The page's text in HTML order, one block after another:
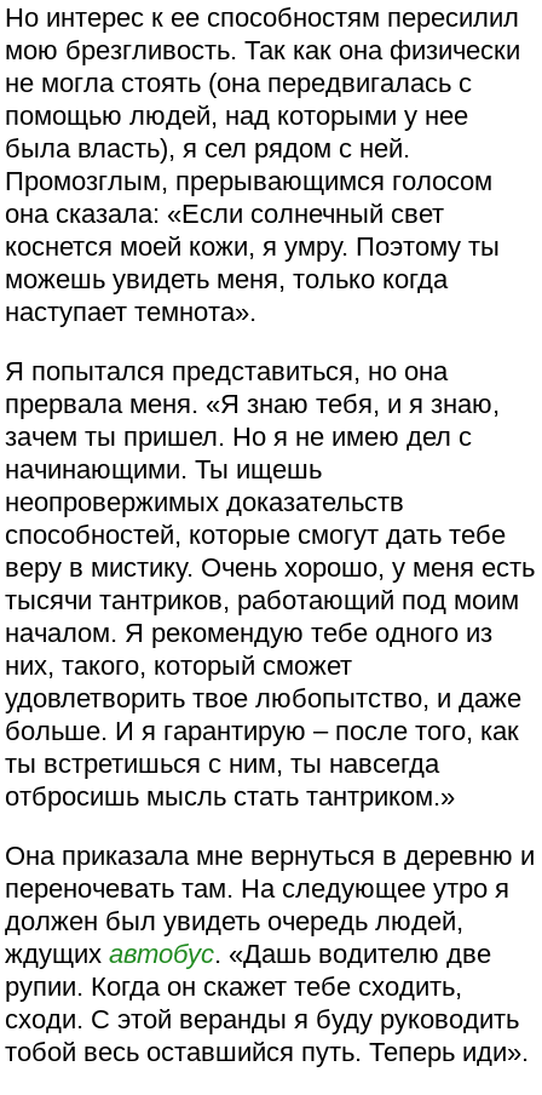
Но интерес к ее способностям пересилил
мою брезгливость. Так как она физически
не могла стоять (она передвигалась с
помощью людей, над которыми у нее
была власть), я сел рядом с ней.
Промозглым, прерывающимся голосом
она сказала: «Если солнечный свет
коснется моей кожи, я умру. Поэтому ты
можешь увидеть меня, только когда
наступает темнота».
Я попытался представиться, но она
прервала меня. «Я знаю тебя, и я знаю,
зачем ты пришел. Но я не имею дел с
начинающими. Ты ищешь
неопровержимых доказательств
способностей, которые смогут дать тебе
веру в мистику. Очень хорошо, у меня есть
тысячи тантриков, работающий под моим
началом. Я рекомендую тебе одного из
них, такого, который сможет
удовлетворить твое любопытство, и даже
больше. И я гарантирую – после того, как
ты встретишься с ним, ты навсегда
отбросишь мысль стать тантриком.»
Она приказала мне вернуться в деревню и
переночевать там. На следующее утро я
должен был увидеть очередь людей,
ждущихавтобус. «Дашь водителю две
рупии. Когда он скажет тебе сходить,
сходи. С этой веранды я буду руководить
тобой весь оставшийся путь. Теперь иди».